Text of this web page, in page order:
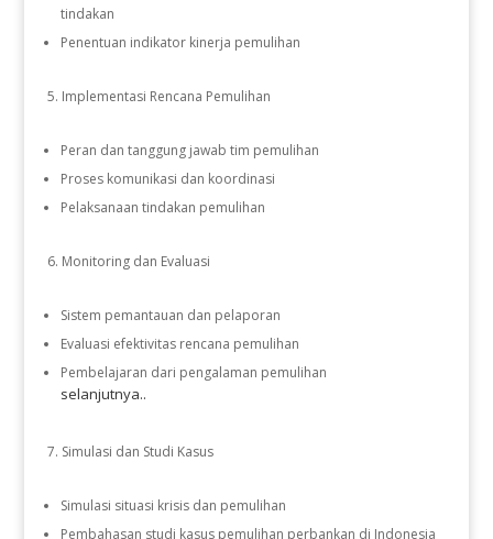
tindakan
Penentuan indikator kinerja pemulihan
Implementasi Rencana Pemulihan
Peran dan tanggung jawab tim pemulihan
Proses komunikasi dan koordinasi
Pelaksanaan tindakan pemulihan
Monitoring dan Evaluasi
Sistem pemantauan dan pelaporan
Evaluasi efektivitas rencana pemulihan
Pembelajaran dari pengalaman pemulihan
selanjutnya..
Simulasi dan Studi Kasus
Simulasi situasi krisis dan pemulihan
Pembahasan studi kasus pemulihan perbankan di Indonesia